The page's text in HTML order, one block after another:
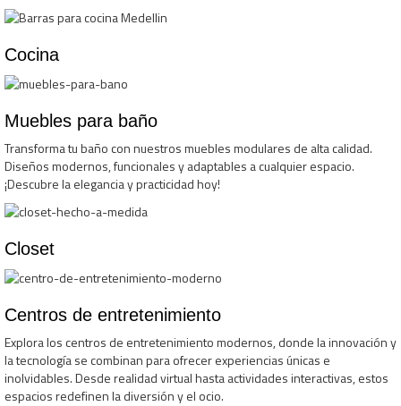
Cocina
Muebles para baño
Transforma tu baño con nuestros muebles modulares de alta calidad.
Diseños modernos, funcionales y adaptables a cualquier espacio.
¡Descubre la elegancia y practicidad hoy!
Closet
Centros de entretenimiento
Explora los centros de entretenimiento modernos, donde la innovación y
la tecnología se combinan para ofrecer experiencias únicas e
inolvidables. Desde realidad virtual hasta actividades interactivas, estos
espacios redefinen la diversión y el ocio.